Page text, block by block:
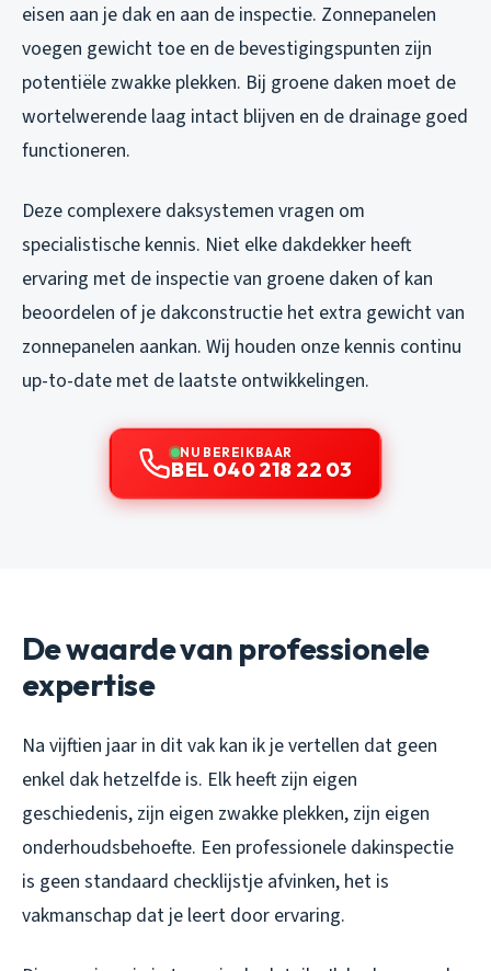
eisen aan je dak en aan de inspectie. Zonnepanelen
voegen gewicht toe en de bevestigingspunten zijn
potentiële zwakke plekken. Bij groene daken moet de
wortelwerende laag intact blijven en de drainage goed
functioneren.
Deze complexere daksystemen vragen om
specialistische kennis. Niet elke dakdekker heeft
ervaring met de inspectie van groene daken of kan
beoordelen of je dakconstructie het extra gewicht van
zonnepanelen aankan. Wij houden onze kennis continu
up-to-date met de laatste ontwikkelingen.
NU BEREIKBAAR
BEL 040 218 22 03
De waarde van professionele
expertise
Na vijftien jaar in dit vak kan ik je vertellen dat geen
enkel dak hetzelfde is. Elk heeft zijn eigen
geschiedenis, zijn eigen zwakke plekken, zijn eigen
onderhoudsbehoefte. Een professionele dakinspectie
is geen standaard checklijstje afvinken, het is
vakmanschap dat je leert door ervaring.